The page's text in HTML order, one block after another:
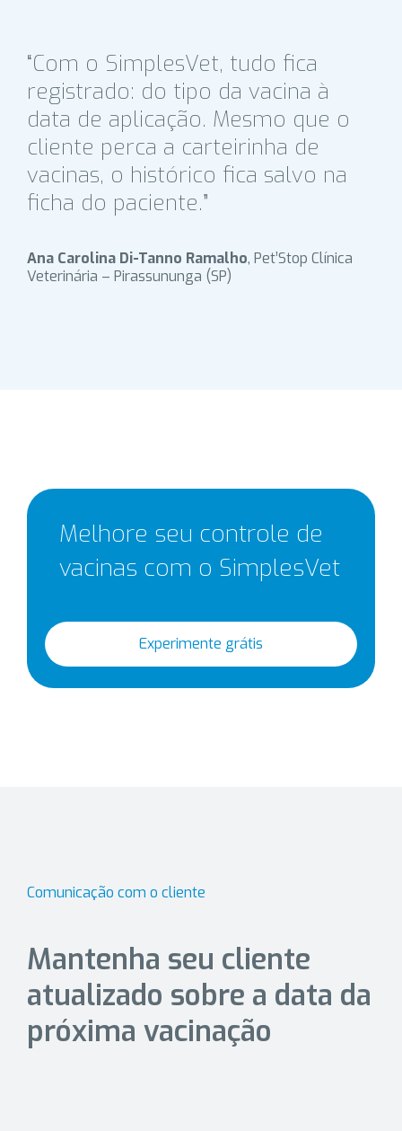
“Com o SimplesVet, tudo fica
registrado: do tipo da vacina à
data de aplicação. Mesmo que o
cliente perca a carteirinha de
vacinas, o histórico fica salvo na
ficha do paciente.”
Ana Carolina Di-Tanno Ramalho, Pet’Stop Clínica
Veterinária – Pirassununga (SP)
Melhore seu controle de
vacinas com o SimplesVet
Experimente grátis
Comunicação com o cliente
Mantenha seu cliente
atualizado sobre a data da
próxima vacinação